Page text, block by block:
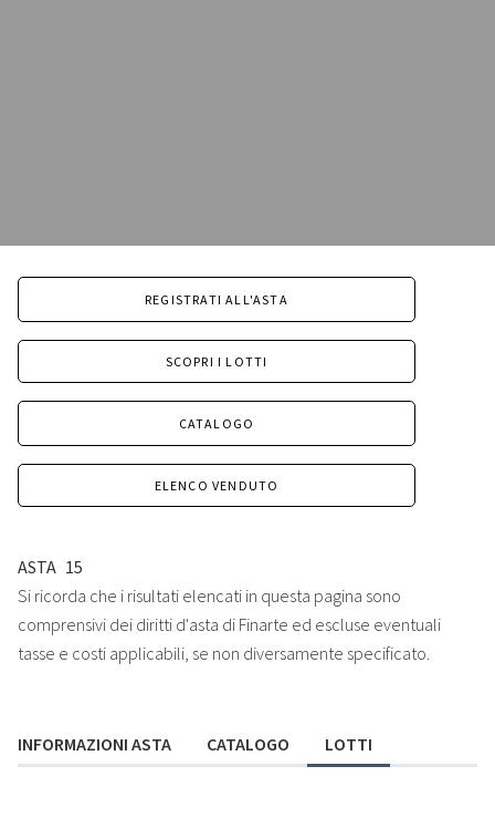
REGISTRATI ALL'ASTA
SCOPRI I LOTTI
CATALOGO
ELENCO VENDUTO
ASTA 15
Si ricorda che i risultati elencati in questa pagina sono
comprensivi dei diritti d'asta di Finarte ed escluse eventuali
tasse e costi applicabili, se non diversamente specificato.
INFORMAZIONI ASTA CATALOGO LOTTI